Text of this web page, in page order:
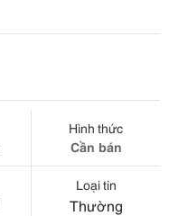
Hình thức
Cần bán
Loại tin
Thường